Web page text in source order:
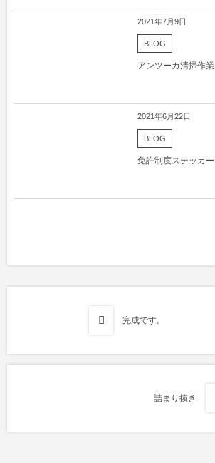
2021年7月9日
BLOG
アンツーカ清掃作業
2021年6月22日
BLOG
免許制度ステッカー
完成です。
詰まり抜き